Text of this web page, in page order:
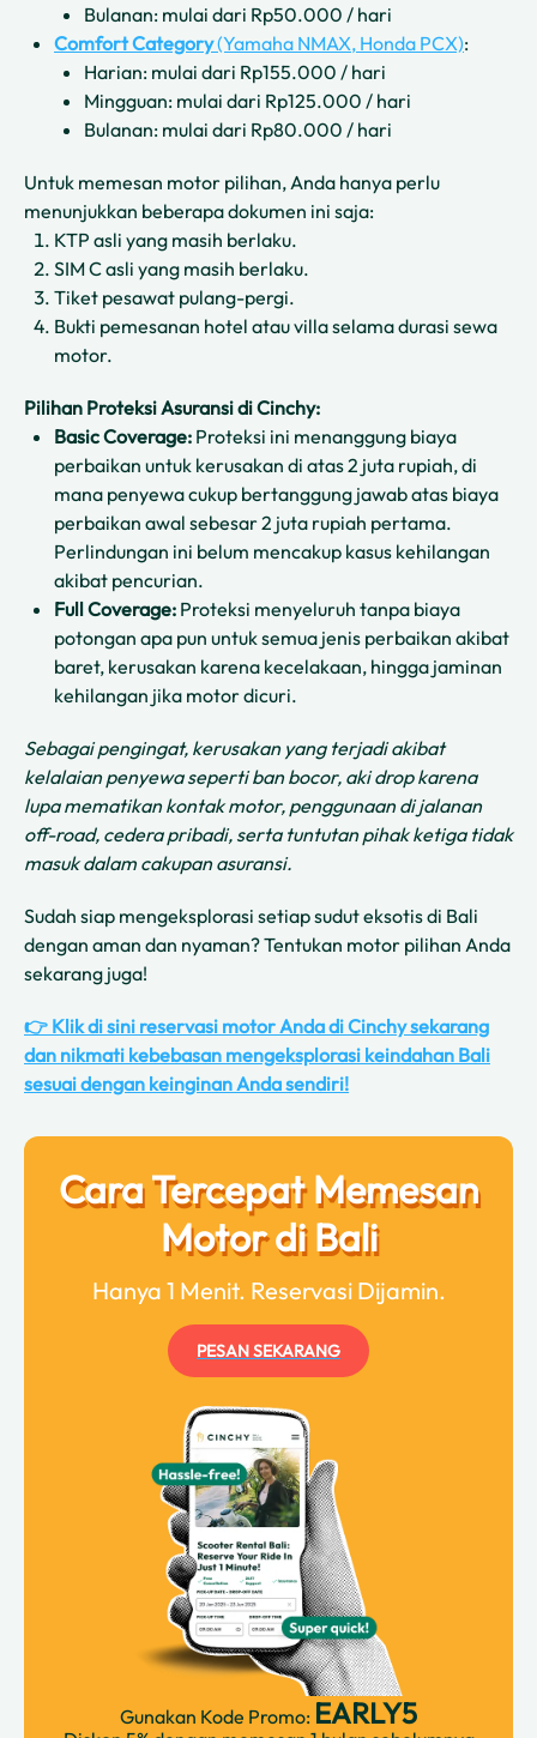
Bulanan: mulai dari Rp50.000 / hari
Comfort Category(Yamaha NMAX, Honda PCX):
Harian: mulai dari Rp155.000 / hari
Mingguan: mulai dari Rp125.000 / hari
Bulanan: mulai dari Rp80.000 / hari
Untuk memesan motor pilihan, Anda hanya perlu
menunjukkan beberapa dokumen ini saja:
KTP asli yang masih berlaku.
SIM C asli yang masih berlaku.
Tiket pesawat pulang-pergi.
Bukti pemesanan hotel atau villa selama durasi sewa
motor.
Pilihan Proteksi Asuransi di Cinchy:
Basic Coverage: Proteksi ini menanggung biaya
perbaikan untuk kerusakan di atas 2 juta rupiah, di
mana penyewa cukup bertanggung jawab atas biaya
perbaikan awal sebesar 2 juta rupiah pertama.
Perlindungan ini belum mencakup kasus kehilangan
akibat pencurian.
Full Coverage: Proteksi menyeluruh tanpa biaya
potongan apa pun untuk semua jenis perbaikan akibat
baret, kerusakan karena kecelakaan, hingga jaminan
kehilangan jika motor dicuri.
Sebagai pengingat, kerusakan yang terjadi akibat
kelalaian penyewa seperti ban bocor, aki drop karena
lupa mematikan kontak motor, penggunaan di jalanan
off-road, cedera pribadi, serta tuntutan pihak ketiga tidak
masuk dalam cakupan asuransi.
Sudah siap mengeksplorasi setiap sudut eksotis di Bali
dengan aman dan nyaman? Tentukan motor pilihan Anda
sekarang juga!
👉 Klik di sini reservasi motor Anda di Cinchy sekarang
dan nikmati kebebasan mengeksplorasi keindahan Bali
sesuai dengan keinginan Anda sendiri!
Cara Tercepat Memesan
Motor di Bali
Hanya 1 Menit. Reservasi Dijamin.
PESAN SEKARANG
Gunakan Kode Promo: EARLY5